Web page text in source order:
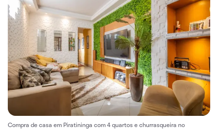
Compra de casa em Piratininga com 4 quartos e churrasqueira no